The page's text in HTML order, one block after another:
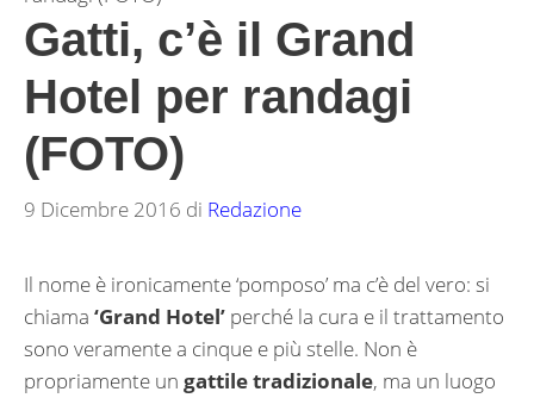
Gatti, c’è il Grand
Hotel per randagi
(FOTO)
9 Dicembre 2016 di Redazione
Il nome è ironicamente ‘pomposo’ ma c’è del vero: si
chiama ‘Grand Hotel’ perché la cura e il trattamento
sono veramente a cinque e più stelle. Non è
propriamente un gattile tradizionale, ma un luogo